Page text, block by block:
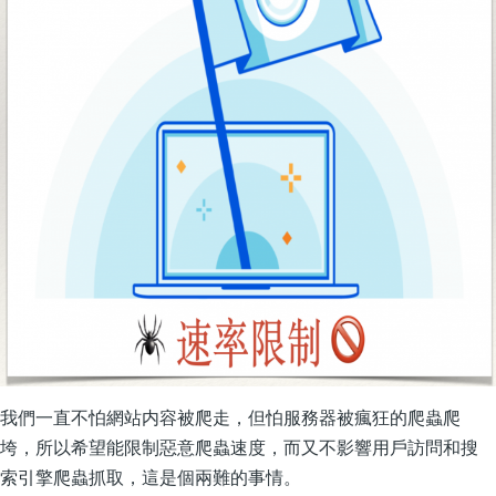
我們一直不怕網站内容被爬走，但怕服務器被瘋狂的爬蟲爬
垮，所以希望能限制惡意爬蟲速度，而又不影響用戶訪問和搜
索引擎爬蟲抓取，這是個兩難的事情。